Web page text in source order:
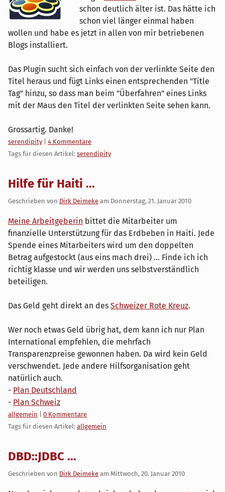
schon deutlich älter ist. Das hätte ich
schon viel länger einmal haben
wollen und habe es jetzt in allen von mir betriebenen
Blogs installiert.
Das Plugin sucht sich einfach von der verlinkte Seite den
Titel heraus und fügt Links einen entsprechenden "Title
Tag" hinzu, so dass man beim "Überfahren" eines Links
mit der Maus den Titel der verlinkten Seite sehen kann.
Grossartig. Danke!
Kategorien:
serendipity| 4 Kommentare
Tags für diesen Artikel: serendipity
Hilfe für Haiti ...
Geschrieben von Dirk Deimeke am Donnerstag, 21. Januar 2010
Meine Arbeitgeberin bittet die Mitarbeiter um
finanzielle Unterstützung für das Erdbeben in Haiti. Jede
Spende eines Mitarbeiters wird um den doppelten
Betrag aufgestockt (aus eins mach drei) ... Finde ich ich
richtig klasse und wir werden uns selbstverständlich
beteiligen.
Das Geld geht direkt an des Schweizer Rote Kreuz.
Wer noch etwas Geld übrig hat, dem kann ich nur Plan
International empfehlen, die mehrfach
Transparenzpreise gewonnen haben. Da wird kein Geld
verschwendet. Jede andere Hilfsorganisation geht
natürlich auch.
- Plan Deutschland
- Plan Schweiz
Kategorien:
allgemein
0 Kommentare
Tags für diesen Artikel: allgemein
DBD::JDBC ...
Geschrieben von Dirk Deimeke am Mittwoch, 20. Januar 2010